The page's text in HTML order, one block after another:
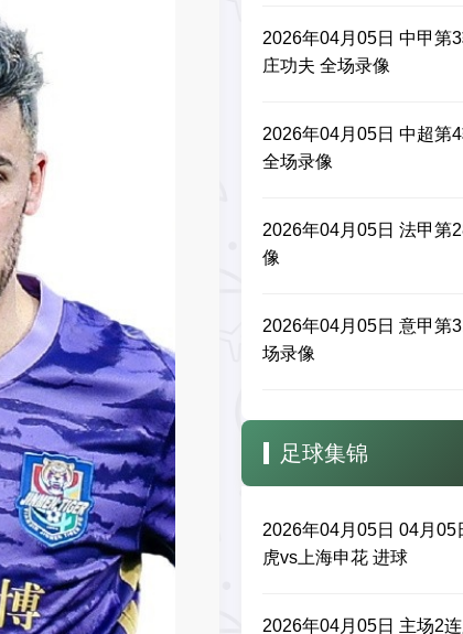
2026年04月05日 中甲第
庄功夫 全场录像
2026年04月05日 中超第
全场录像
2026年04月05日 法甲第
像
2026年04月05日 意甲第
场录像
足球集锦
2026年04月05日 04月05
虎vs上海申花 进球
2026年04月05日 主场2